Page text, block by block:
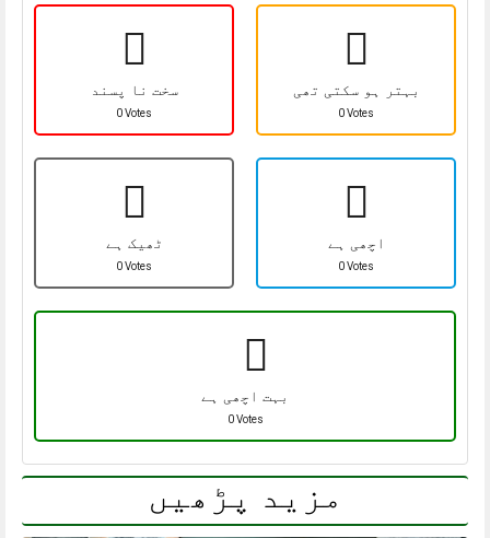
سخت نا پسند
0 Votes
بہتر ہو سکتی تھی
0 Votes
ٹھیک ہے
0 Votes
اچھی ہے
0 Votes
بہت اچھی ہے
0 Votes
مزید پڑھیں